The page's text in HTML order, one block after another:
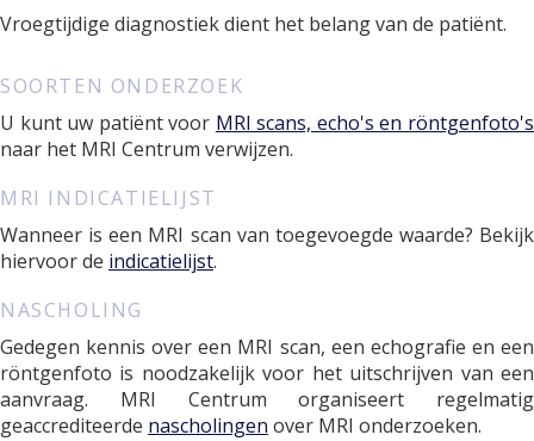
Vroegtijdige diagnostiek dient het belang van de patiënt.
SOORTEN ONDERZOEK
U kunt uw patiënt voor MRI scans, echo's en röntgenfoto's
naar het MRI Centrum verwijzen.
MRI INDICATIELIJST
Wanneer is een MRI scan van toegevoegde waarde? Bekijk
hiervoor de indicatielijst.
NASCHOLING
Gedegen kennis over een MRI scan, een echografie en een
röntgenfoto is noodzakelijk voor het uitschrijven van een
aanvraag. MRI Centrum organiseert regelmatig
geaccrediteerde nascholingen over MRI onderzoeken.